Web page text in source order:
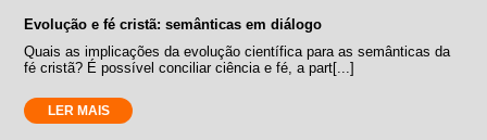
Evolução e fé cristã: semânticas em diálogo
Quais as implicações da evolução científica para as semânticas da
fé cristã? É possível conciliar ciência e fé, a part[...]
LER MAIS